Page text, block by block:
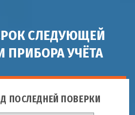
СЛЕДУЮЩЕЙ
ПРИБОРА УЧЁТА
ПОСЛЕДНЕЙ ПОВЕРКИ